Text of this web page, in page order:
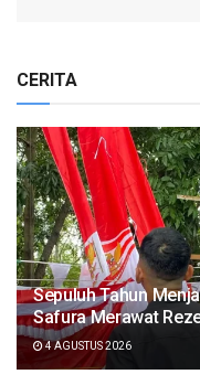
CERITA
Sepuluh Tahun
Safura Merawat
4 AGUSTUS 2026